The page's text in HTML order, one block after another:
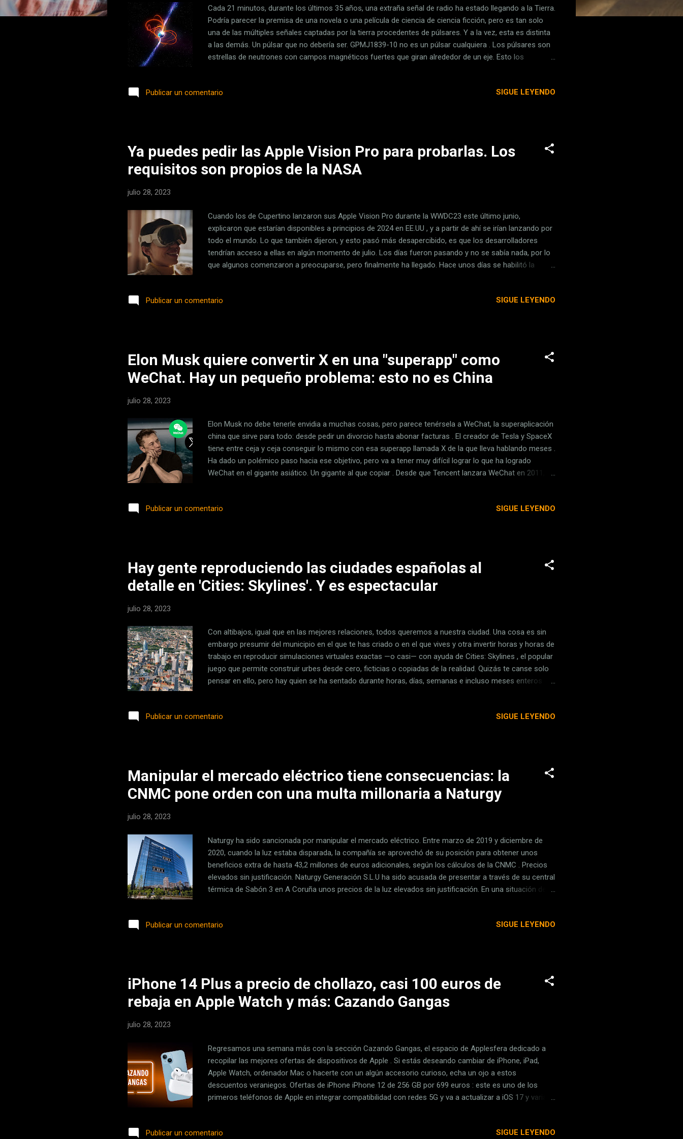
Cada 21 minutos, durante los últimos 35 años, una extraña señal de radio ha estado llegando a la Tierra.
Podría parecer la premisa de una novela o una película de ciencia de ciencia ficción, pero es tan solo
una de las múltiples señales captadas por la tierra procedentes de púlsares. Y a la vez, esta es distinta
a las demás. Un púlsar que no debería ser. GPMJ1839-10 no es un púlsar cualquiera . Los púlsares son
estrellas de neutrones con campos magnéticos fuertes que giran alrededor de un eje. Esto los
frecuencia de pulso (de ahí el nombre) es extremadamente baja . Mucho más baja de lo que los
Publicar un comentario SIGUE LEYENDO
Ya puedes pedir las Apple Vision Pro para probarlas. Los
requisitos son propios de la NASA
julio 28, 2023
Cuando los de Cupertino lanzaron sus Apple Vision Pro durante la WWDC23 este último junio,
explicaron que estarían disponibles a principios de 2024 en EE.UU , y a partir de ahí se irían lanzando por
todo el mundo. Lo que también dijeron, y esto pasó más desapercibido, es que los desarrolladores
tendrían acceso a ellas en algún momento de julio. Los días fueron pasando y no se sabía nada, por lo
que algunos comenzaron a preocuparse, pero finalmente ha llegado. Hace unos días se habilitó la
un estudio quiera pedir un kit de desarrollo de las Apple Vision Pro, tendrá que presentar una especie de
Publicar un comentario SIGUE LEYENDO
Elon Musk quiere convertir X en una "superapp" como
WeChat. Hay un pequeño problema: esto no es China
julio 28, 2023
Elon Musk no debe tenerle envidia a muchas cosas, pero parece tenérsela a WeChat, la superaplicación
china que sirve para todo: desde pedir un divorcio hasta abonar facturas . El creador de Tesla y SpaceX
tiene entre ceja y ceja conseguir lo mismo con esa superapp llamada X de la que lleva hablando meses .
Ha dado un polémico paso hacia ese objetivo, pero va a tener muy difícil lograr lo que ha logrado
WeChat en el gigante asiático. Un gigante al que copiar . Desde que Tencent lanzara WeChat en 2011, ha
pasaron de usarla como app de mensajería a una app de pagos móviles y, posteriormente, a una app
Publicar un comentario SIGUE LEYENDO
Hay gente reproduciendo las ciudades españolas al
detalle en 'Cities: Skylines'. Y es espectacular
julio 28, 2023
Con altibajos, igual que en las mejores relaciones, todos queremos a nuestra ciudad. Una cosa es sin
embargo presumir del municipio en el que te has criado o en el que vives y otra invertir horas y horas de
trabajo en reproducir simulaciones virtuales exactas —o casi— con ayuda de Cities: Skylines , el popular
juego que permite construir urbes desde cero, ficticias o copiadas de la realidad. Quizás te canse solo
pensar en ello, pero hay quien se ha sentado durante horas, días, semanas e incluso meses enteros
través de las imágenes y vídeos que han subido sus autores a YouTube. Uno de los ejemplos más
Publicar un comentario SIGUE LEYENDO
Manipular el mercado eléctrico tiene consecuencias: la
CNMC pone orden con una multa millonaria a Naturgy
julio 28, 2023
Naturgy ha sido sancionada por manipular el mercado eléctrico. Entre marzo de 2019 y diciembre de
2020, cuando la luz estaba disparada, la compañía se aprovechó de su posición para obtener unos
beneficios extra de hasta 43,2 millones de euros adicionales, según los cálculos de la CNMC . Precios
elevados sin justificación. Naturgy Generación S.L.U ha sido acusada de presentar a través de su central
térmica de Sabón 3 en A Coruña unos precios de la luz elevados sin justificación. En una situación de
Mercados y la Competencia. Una subida de la luz injustificada a través de una de sus centrales que
Publicar un comentario SIGUE LEYENDO
iPhone 14 Plus a precio de chollazo, casi 100 euros de
rebaja en Apple Watch y más: Cazando Gangas
julio 28, 2023
Regresamos una semana más con la sección Cazando Gangas, el espacio de Applesfera dedicado a
recopilar las mejores ofertas de dispositivos de Apple . Si estás deseando cambiar de iPhone, iPad,
Apple Watch, ordenador Mac o hacerte con un algún accesorio curioso, echa un ojo a estos
descuentos veraniegos. Ofertas de iPhone iPhone 12 de 256 GB por 699 euros : este es uno de los
primeros teléfonos de Apple en integrar compatibilidad con redes 5G y va a actualizar a iOS 17 y varias
de 6,1 pulgadas compatible con Dolby Vision para disfrutar de las series y películas, así como carga
Publicar un comentario SIGUE LEYENDO